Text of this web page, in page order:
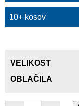
10+ kosov
VELIKOST
OBLAČILA